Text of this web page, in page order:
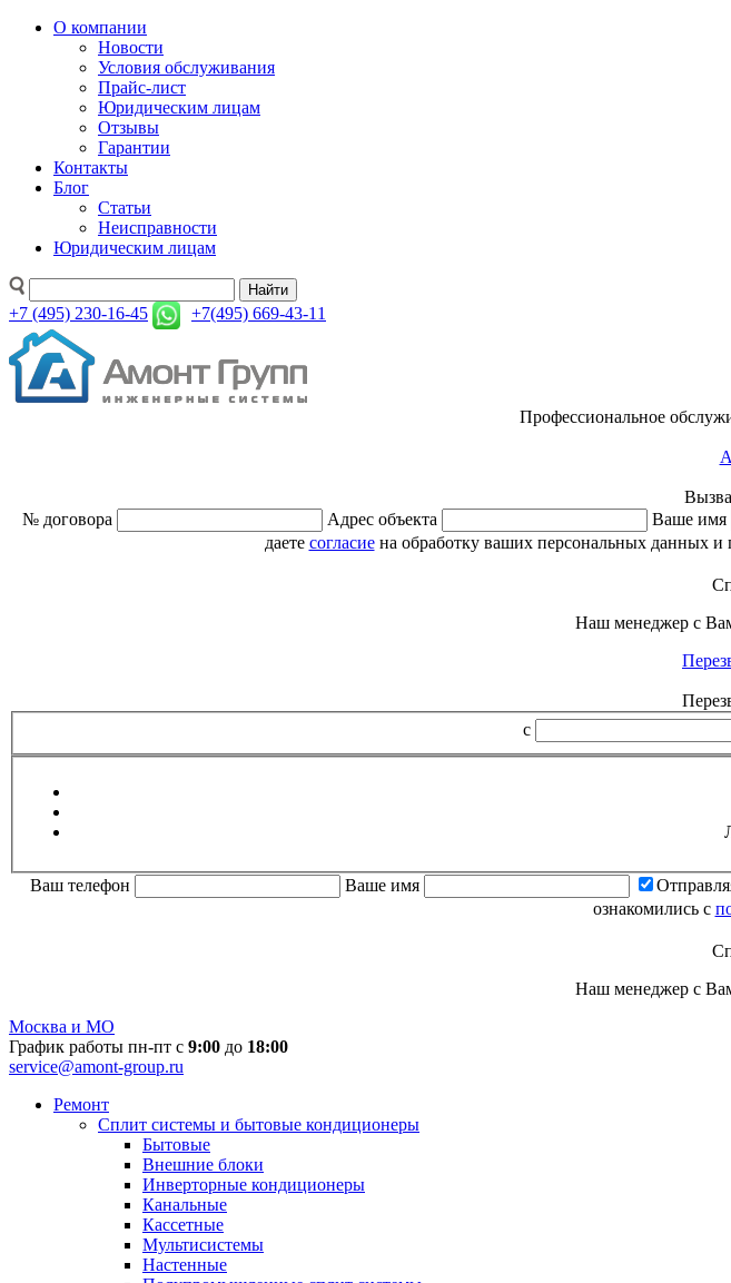
О компании
Новости
Условия обслуживания
Прайс-лист
Юридическим лицам
Отзывы
Гарантии
Контакты
Блог
Статьи
Неисправности
Юридическим лицам
Найти
+7 (495) 230-16-45 +7(495) 669-43-11
Профессиональное
№ договора
Адрес объекта Ваше имя
даете согласиена обработку ваших персональных данных и
Наш менеджер с
с
Ваш телефон Ваше имя
ознакомились с
Наш менеджер с
Москва и МО
График работы пн-пт с 9:00 до 18:00
service@amont-group.ru
Ремонт
Сплит системы и бытовые кондиционеры
Бытовые
Внешние блоки
Инверторные кондиционеры
Канальные
Кассетные
Мультисистемы
Настенные